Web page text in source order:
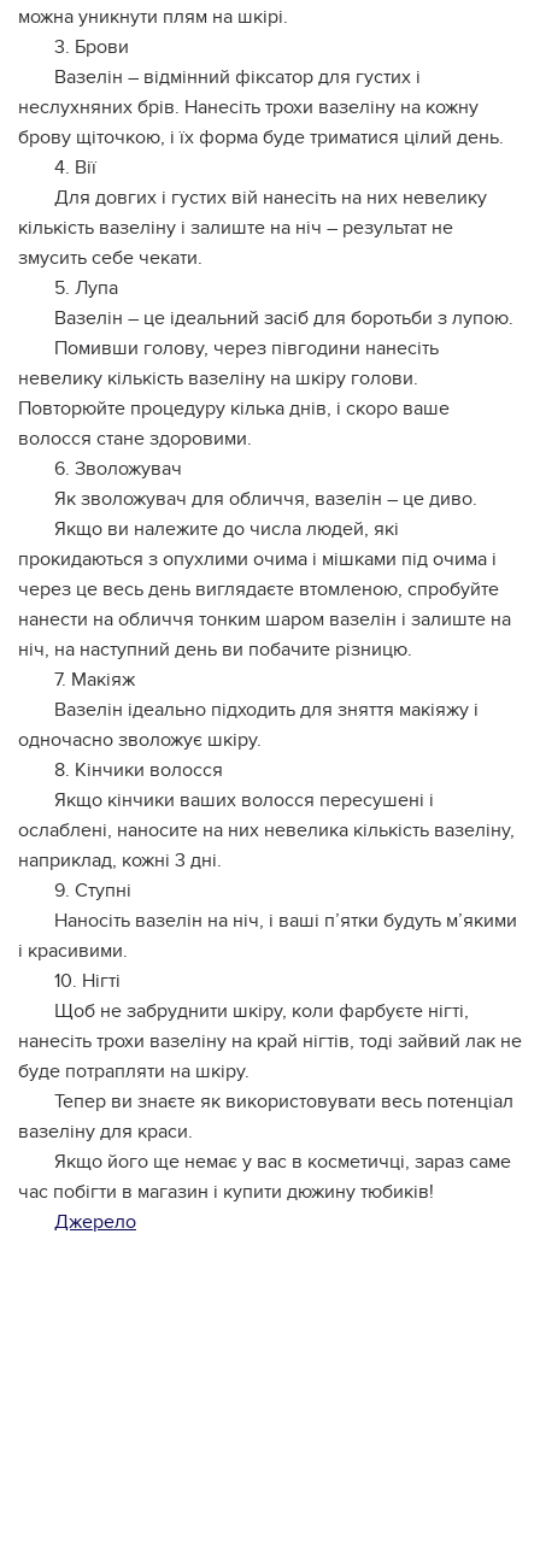
можна уникнути плям на шкірі.
3. Брови
Вазелін – відмінний фіксатор для густих і
неслухняних брів. Нанесіть трохи вазеліну на кожну
брову щіточкою, і їх форма буде триматися цілий день.
4. Вії
Для довгих і густих вій нанесіть на них невелику
кількість вазеліну і залиште на ніч – результат не
змусить себе чекати.
5. Лупа
Вазелін – це ідеальний засіб для боротьби з лупою.
Помивши голову, через півгодини нанесіть
невелику кількість вазеліну на шкіру голови.
Повторюйте процедуру кілька днів, і скоро ваше
волосся стане здоровими.
6. Зволожувач
Як зволожувач для обличчя, вазелін – це диво.
Якщо ви належите до числа людей, які
прокидаються з опухлими очима і мішками під очима і
через це весь день виглядаєте втомленою, спробуйте
нанести на обличчя тонким шаром вазелін і залиште на
ніч, на наступний день ви побачите різницю.
7. Макіяж
Вазелін ідеально підходить для зняття макіяжу і
одночасно зволожує шкіру.
8. Кінчики волосся
Якщо кінчики ваших волосся пересушені і
ослаблені, наносите на них невелика кількість вазеліну,
наприклад, кожні 3 дні.
9. Ступні
Наносіть вазелін на ніч, і ваші п’ятки будуть м’якими
і красивими.
10. Нігті
Щоб не забруднити шкіру, коли фарбуєте нігті,
нанесіть трохи вазеліну на край нігтів, тоді зайвий лак не
буде потрапляти на шкіру.
Тепер ви знаєте як використовувати весь потенціал
вазеліну для краси.
Якщо його ще немає у вас в косметичці, зараз саме
час побігти в магазин і купити дюжину тюбиків!
Джерело